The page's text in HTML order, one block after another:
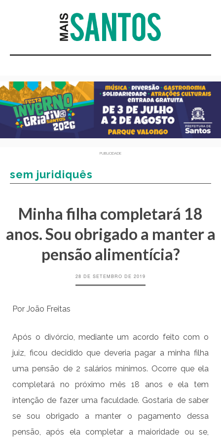
PUBLICIDADE
sem juridiquês
Minha filha completará 18
anos. Sou obrigado a manter a
pensão alimentícia?
28 DE SETEMBRO DE 2019
Por João Freitas
Após o divórcio, mediante um acordo feito com o
juiz, ficou decidido que deveria pagar a minha filha
uma pensão de 2 salários mínimos. Ocorre que ela
completará no próximo mês 18 anos e ela tem
intenção de fazer uma faculdade. Gostaria de saber
se sou obrigado a manter o pagamento dessa
pensão, após ela completar a maioridade ou se,